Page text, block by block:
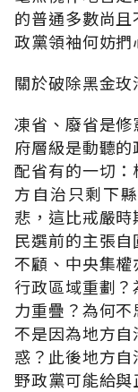
的普通多數尚
政黨領袖何妨捫
關於破除黑金玫
凍省、廢省是
府層級是動聽
配省有的一切
方自治只剩下
悲，這比戒嚴
民選前的主張
不顧、中央集
行政區域重劃
力重疊？為何
不是因為地方
惑？此後地方
野政黨可能給與